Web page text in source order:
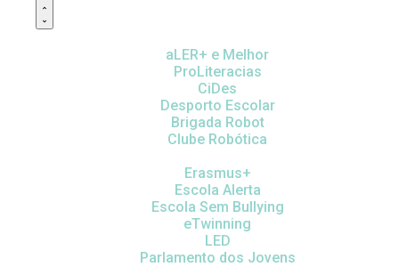
aLER+ e Melhor
ProLiteracias
CiDes
Desporto Escolar
Brigada Robot
Clube Robótica
Erasmus+
Escola Alerta
Escola Sem Bullying
eTwinning
LED
Parlamento dos Jovens